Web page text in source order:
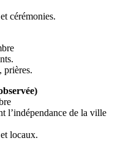
cérémonies.
prières.
l’indépendance de la ville
locaux.